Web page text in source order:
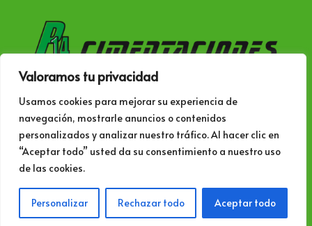
Valoramos tu privacidad
Usamos cookies para mejorar su experiencia de
navegación, mostrarle anuncios o contenidos
personalizados y analizar nuestro tráfico. Al hacer clic en
“Aceptar todo” usted da su consentimiento a nuestro uso
de las cookies.
Personalizar Rechazar todo Aceptar todo
reserved. Aviso legal, política de privacidad y
cookies . info@p14cimentaciones.es